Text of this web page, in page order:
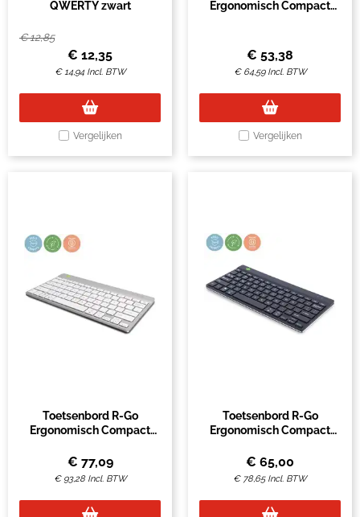
QWERTY zwart
€12,85
€ 12,35
€14,94 Incl. BTW
Vergelijken
Ergonomisch Compact
€ 53,38
€ 64,59 Incl. BTW
Vergelijken
Toetsenbord R-Go
Ergonomisch Compact
wit
€ 77,09
€ 93,28 Incl. BTW
Toetsenbord R-Go
Ergonomisch Compact
€ 65,00
€ 78,65 Incl. BTW